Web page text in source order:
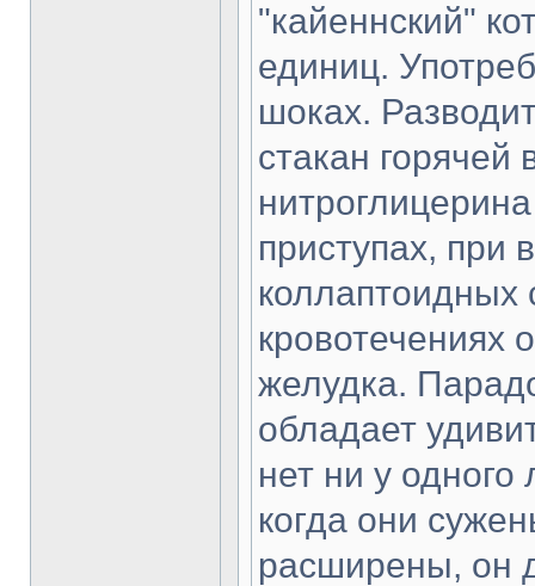
"кайеннский"
единиц.
шоках.
стакан горячей
приступах, при
коллаптоидных
кровотечениях
желудка.
обладает
нет ни у
когда они
расширены, он